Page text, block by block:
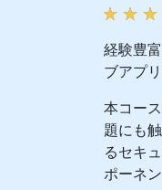
経験豊
ブアプ
本コー
題にも
るセキ
ポーネ